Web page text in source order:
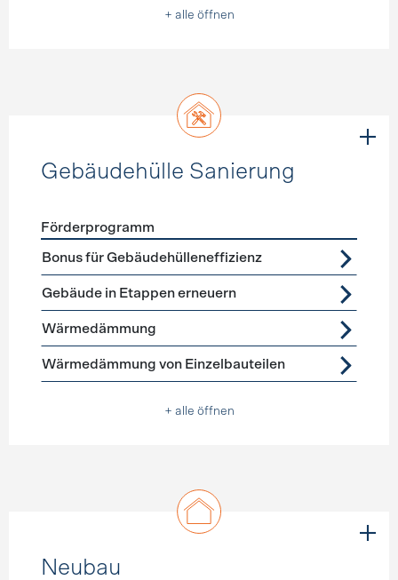
+ alle öffnen
Gebäudehülle Sanierung
Förderprogramme Gebäudehülle Sanierung
Förderprogramm
Bonus für Gebäudehülleneffizienz
Gebäude in Etappen erneuern
Wärmedämmung
Wärmedämmung von Einzelbauteilen
+ alle öffnen
Neubau